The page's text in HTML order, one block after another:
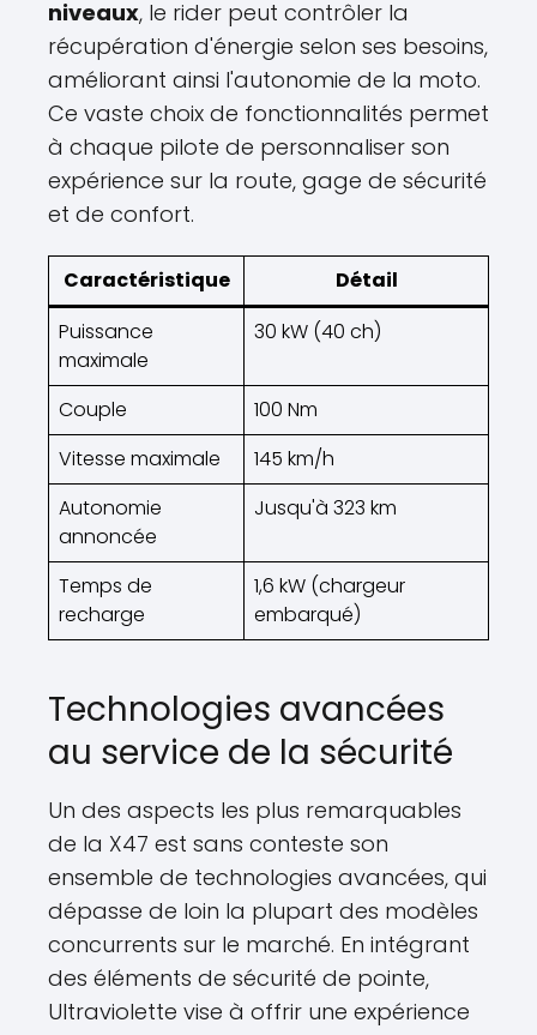
niveaux, le rider peut contrôler la
récupération d'énergie selon ses besoins,
améliorant ainsi l'autonomie de la moto.
Ce vaste choix de fonctionnalités permet
à chaque pilote de personnaliser son
expérience sur la route, gage de sécurité
et de confort.
Caractéristique
Détail
Puissance
maximale
30 kW (40 ch)
Couple
100 Nm
Vitesse maximale
145 km/h
Autonomie
annoncée
Jusqu'à 323 km
Temps de
recharge
1,6 kW (chargeur
embarqué)
Technologies avancées
au service de la sécurité
Un des aspects les plus remarquables
de la X47 est sans conteste son
ensemble de technologies avancées, qui
dépasse de loin la plupart des modèles
concurrents sur le marché. En intégrant
des éléments de sécurité de pointe,
Ultraviolette vise à offrir une expérience